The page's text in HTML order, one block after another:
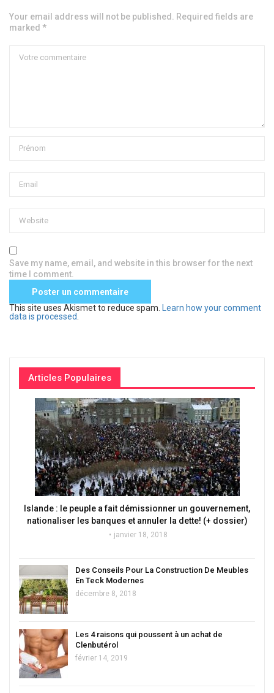
Your email address will not be published. Required fields are
marked *
Save my name, email, and website in this browser for the next
time I comment.
This site uses Akismet to reduce spam.
Learn how your comment
data is processed
Articles Populaires
Islande : le peuple a fait démissionner un gouvernement,
nationaliser les banques et annuler la dette! (+ dossier)
janvier 18, 2018
Des Conseils Pour La Construction De Meubles
En Teck Modernes
décembre 8, 2018
Les 4 raisons qui poussent à un achat de
Clenbutérol
février 14, 2019